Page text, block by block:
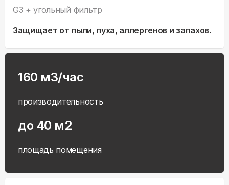
G3 + угольный фильтр
Защищает от пыли, пуха, аллергенов и запахов.
160 м3/час
производительность
до 40 м2
площадь помещения